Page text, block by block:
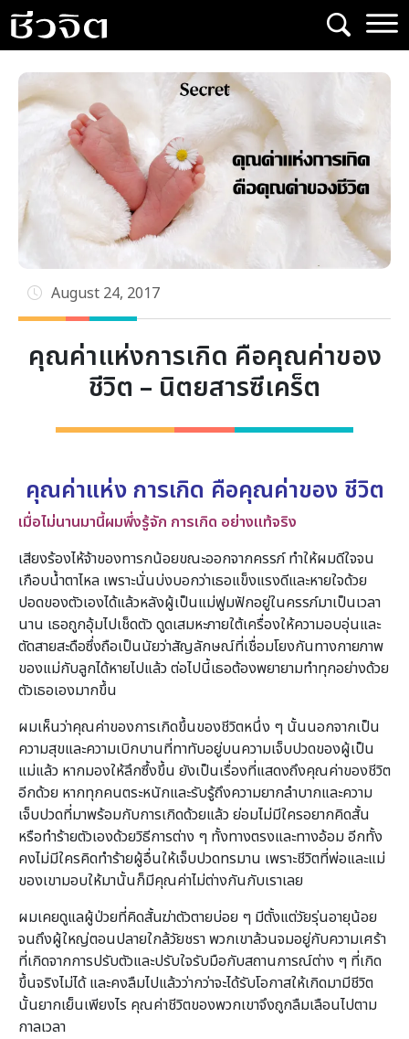
Skip
to
content
August 24, 2017
คุณค่าแห่งการเกิด คือคุณค่าของ
ชีวิต – นิตยสารซีเคร็ต
คุณค่าแห่ง การเกิด คือคุณค่าของ ชีวิต
เมื่อไม่นานมานี้ผมพึ่งรู้จัก การเกิด อย่างแท้จริง
เสียงร้องไห้จ้าของทารกน้อยขณะออกจากครรภ์ ทำให้ผมดีใจจน
เกือบน้ำตาไหล เพราะนั่นบ่งบอกว่าเธอแข็งแรงดีและหายใจด้วย
ปอดของตัวเองได้แล้วหลังผู้เป็นแม่ฟูมฟักอยู่ในครรภ์มาเป็นเวลา
นาน เธอถูกอุ้มไปเช็ดตัว ดูดเสมหะภายใต้เครื่องให้ความอบอุ่นและ
ตัดสายสะดือซึ่งถือเป็นนัยว่าสัญลักษณ์ที่เชื่อมโยงกันทางกายภาพ
ของแม่กับลูกได้หายไปแล้ว ต่อไปนี้เธอต้องพยายามทำทุกอย่างด้วย
ตัวเธอเองมากขึ้น
ผมเห็นว่าคุณค่าของการเกิดขึ้นของชีวิตหนึ่ง ๆ นั้นนอกจากเป็น
ความสุขและความเบิกบานที่ทาทับอยู่บนความเจ็บปวดของผู้เป็น
แม่แล้ว หากมองให้ลึกซึ้งขึ้น ยังเป็นเรื่องที่แสดงถึงคุณค่าของชีวิต
อีกด้วย หากทุกคนตระหนักและรับรู้ถึงความยากลำบากและความ
เจ็บปวดที่มาพร้อมกับการเกิดด้วยแล้ว ย่อมไม่มีใครอยากคิดสั้น
หรือทำร้ายตัวเองด้วยวิธีการต่าง ๆ ทั้งทางตรงและทางอ้อม อีกทั้ง
คงไม่มีใครคิดทำร้ายผู้อื่นให้เจ็บปวดทรมาน เพราะชีวิตที่พ่อและแม่
ของเขามอบให้มานั้นก็มีคุณค่าไม่ต่างกันกับเราเลย
ผมเคยดูแลผู้ป่วยที่คิดสั้นฆ่าตัวตายบ่อย ๆ มีตั้งแต่วัยรุ่นอายุน้อย
จนถึงผู้ใหญ่ตอนปลายใกล้วัยชรา พวกเขาล้วนจมอยู่กับความเศร้า
ที่เกิดจากการปรับตัวและปรับใจรับมือกับสถานการณ์ต่าง ๆ ที่เกิด
ขึ้นจริงไม่ได้ และคงลืมไปแล้วว่ากว่าจะได้รับโอกาสให้เกิดมามีชีวิต
นั้นยากเย็นเพียงไร คุณค่าชีวิตของพวกเขาจึงถูกลืมเลือนไปตาม
กาลเวลา